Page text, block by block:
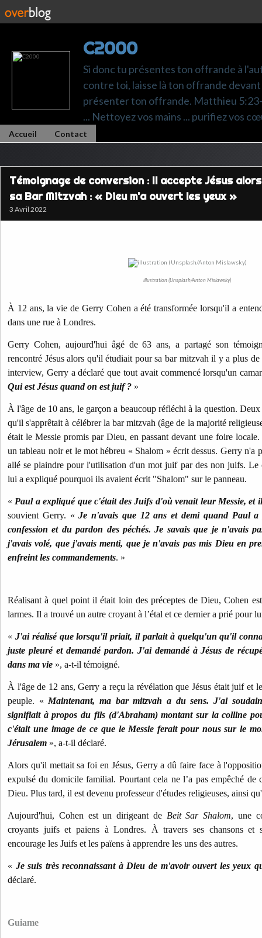
C2000
Si donc tu présentes ton offrande à
contre toi, laisse là ton offrande
présenter ton offrande. Matthieu 5:23-
... Nettoyez vos mains ... purifiez vos
Accueil Contact
Témoignage de conversion : Il accepte Jésus
sa Bar Mitzvah : « Dieu m'a ouvert les yeux »
3 Avril 2022
illustration (Unsplash/Anton Mislawsky)
À 12 ans, la vie de Gerry Cohen a été transformée lorsqu'il a
dans une rue à Londres.
Gerry Cohen, aujourd'hui âgé de 63 ans, a partagé son
rencontré Jésus alors qu'il étudiait pour sa bar mitzvah il y a plus
interview, Gerry a déclaré que tout avait commencé lorsqu'un
Qui est Jésus quand on est juif ? »
À l'âge de 10 ans, le garçon a beaucoup réfléchi à la question.
qu'il s'apprêtait à célébrer la bar mitzvah (âge de la majorité
était le Messie promis par Dieu, en passant devant une foire
un tableau noir et le mot hébreu « Shalom » écrit dessus. Gerry n'a
allé se plaindre pour l'utilisation d'un mot juif par des non juifs. Le
lui a expliqué pourquoi ils avaient écrit "Shalom" sur le panneau.
« Paul a expliqué que c'était des Juifs d'où venait leur Messie, et
souvient Gerry. «Je n'avais que 12 ans et demi quand Paul a
confession et du pardon des péchés. Je savais que je n'avais
j'avais volé, que j'avais menti, que je n'avais pas mis Dieu en
enfreint les commandements. »
Réalisant à quel point il était loin des préceptes de Dieu, Cohen
larmes. Il a trouvé un autre croyant à l’étal et ce dernier a prié pour
« J'ai réalisé que lorsqu'il priait, il parlait à quelqu'un qu'il
juste pleuré et demandé pardon. J'ai demandé à Jésus de
dans ma vie », a-t-il témoigné.
À l'âge de 12 ans, Gerry a reçu la révélation que Jésus était juif et
peuple. « Maintenant, ma bar mitzvah a du sens. J'ai
signifiait à propos du fils (d'Abraham) montant sur la colline
c'était une image de ce que le Messie ferait pour nous sur le
Jérusalem », a-t-il déclaré.
Alors qu'il mettait sa foi en Jésus, Gerry a dû faire face à
expulsé du domicile familial. Pourtant cela ne l’a pas empêché de
Dieu. Plus tard, il est devenu professeur d'études religieuses, ainsi
Aujourd'hui, Cohen est un dirigeant de Beit Sar Shalom, une
croyants juifs et païens à Londres. À travers ses chansons et
encourage les Juifs et les païens à apprendre les uns des autres.
« Je suis très reconnaissant à Dieu de m'avoir ouvert les yeux
déclaré.
Guiame